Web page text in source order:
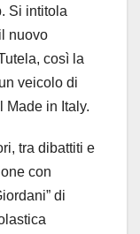
Si intitola
nuovo
così la
veicolo di
Made in Italy.
tra dibattiti e
con
di